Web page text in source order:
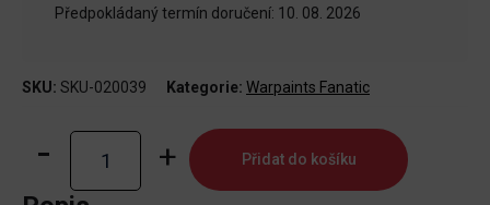
Předpokládaný termín doručení: 10. 08. 2026
SKU: SKU-020039 Kategorie: Warpaints Fanatic
Warpaints
Fanatic:
Gothic
Přidat do košíku